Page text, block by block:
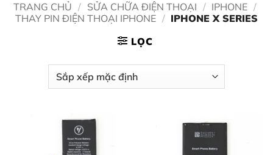
TRANG CHỦ / SỬA CHỮA ĐIỆN THOẠI / IPHONE /
THAY PIN ĐIỆN THOẠI IPHONE / IPHONE X SERIES
LỌC